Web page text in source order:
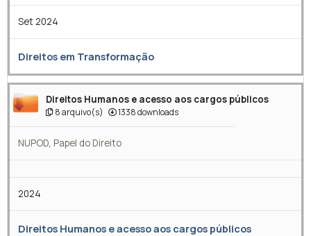
Set 2024
Direitos em Transformação
Direitos Humanos e acesso aos cargos públicos
8 arquivo(s) 1338 downloads
NUPOD, Papel do Direito
2024
Direitos Humanos e acesso aos cargos públicos